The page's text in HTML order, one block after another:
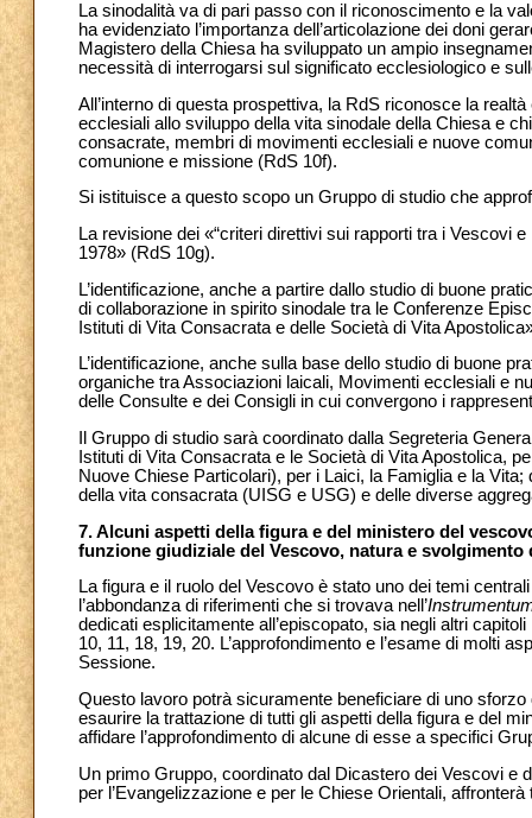
La sinodalità va di pari passo con il riconoscimento e la
ha evidenziato l’importanza dell’articolazione dei doni
Magistero della Chiesa ha sviluppato un ampio
necessità di interrogarsi sul significato ecclesiologico e
All’interno di questa prospettiva, la RdS riconosce la
ecclesiali allo sviluppo della vita sinodale della Chiesa e
consacrate, membri di movimenti ecclesiali e nuove
comunione e missione (RdS 10f).
Si istituisce a questo scopo un Gruppo di studio che
La revisione dei «“criteri direttivi sui rapporti tra i Vescovi
1978» (RdS 10g).
L’identificazione, anche a partire dallo studio di buone
di collaborazione in spirito sinodale tra le Conferenze
Istituti di Vita Consacrata e delle Società di Vita
L’identificazione, anche sulla base dello studio di buone
organiche tra Associazioni laicali, Movimenti ecclesiali e
delle Consulte e dei Consigli in cui convergono i
Il Gruppo di studio sarà coordinato dalla Segreteria
Istituti di Vita Consacrata e le Società di Vita Apostolica,
Nuove Chiese Particolari), per i Laici, la Famiglia e la
della vita consacrata (UISG e USG) e delle diverse
7. Alcuni aspetti della figura e del ministero del
funzione giudiziale del Vescovo, natura e
La figura e il ruolo del Vescovo è stato uno dei temi
l’abbondanza di riferimenti che si trovava nell’
dedicati esplicitamente all’episcopato, sia negli altri
10, 11, 18, 19, 20. L’approfondimento e l’esame di molti
Sessione.
Questo lavoro potrà sicuramente beneficiare di uno
esaurire la trattazione di tutti gli aspetti della figura e del
affidare l’approfondimento di alcune di esse a specifici
Un primo Gruppo, coordinato dal Dicastero dei Vescovi e
per l’Evangelizzazione e per le Chiese Orientali,